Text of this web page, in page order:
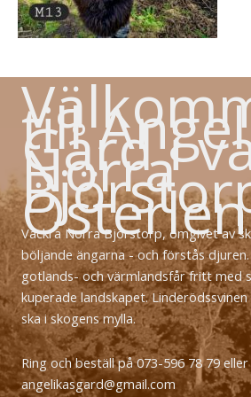
till
Gård i
Norra
Österlen
Vackra Norra Björstorp, omgivet av
böljande ängarna - och förstås
gotlands- och värmlandsfår fritt med
kuperade landskapet.
ska i skogens mylla.
Ring och beställ på 073-596 78 79 eller
angelikasgard@gmail.com